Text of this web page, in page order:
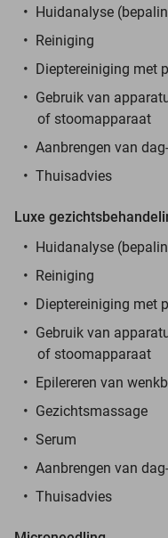
Huidanalyse
Reiniging
Dieptereiniging met
Gebruik van
of stoomapparaat
Aanbrengen van
Thuisadvies
Luxe
Huidanalyse
Reiniging
Dieptereiniging met
Gebruik van
of stoomapparaat
Epilereren van
Gezichtsmassage
Serum
Aanbrengen van
Thuisadvies